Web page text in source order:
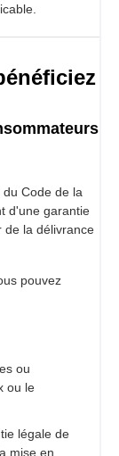
Code de la
d'une garantie
de la délivrance
pouvez
ou
ou le
légale de
mise en